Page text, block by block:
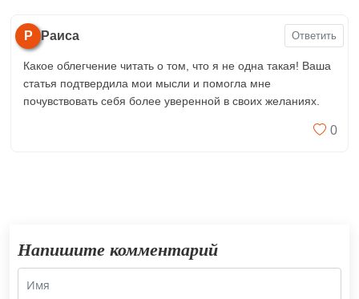
Р Раиса Ответить
Какое облегчение читать о том, что я не одна такая! Ваша
статья подтвердила мои мысли и помогла мне
почувствовать себя более уверенной в своих желаниях.
0
Напишите комментарий